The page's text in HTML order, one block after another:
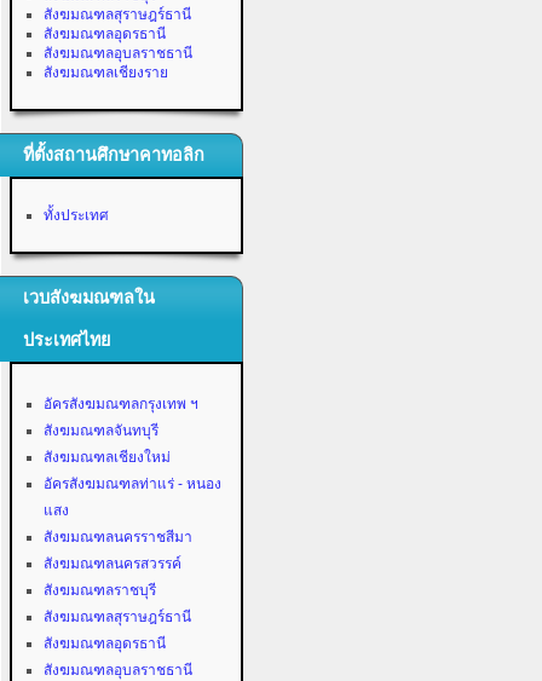
สังฆมณฑลสุราษฎร์ธานี
สังฆมณฑลอุดรธานี
สังฆมณฑลอุบลราชธานี
สังฆมณฑลเชียงราย
ที่ตั้งสถานศึกษาคาทอลิก
ทั้งประเทศ
เวบสังฆมณฑลใน
ประเทศไทย
อัครสังฆมณฑลกรุงเทพ ฯ
สังฆมณฑลจันทบุรี
สังฆมณฑลเชียงใหม่
อัครสังฆมณฑลท่าแร่ - หนอง
แสง
สังฆมณฑลนครราชสีมา
สังฆมณฑลนครสวรรค์
สังฆมณฑลราชบุรี
สังฆมณฑลสุราษฎร์ธานี
สังฆมณฑลอุดรธานี
สังฆมณฑลอุบลราชธานี